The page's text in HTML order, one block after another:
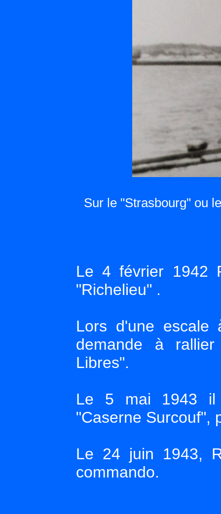
Sur le "Strasbourg" ou
Le 4 février 1942
"Richelieu" .
Lors d'une
demande à
Libres".
Le 5 mai 1943 il
"Caserne Surcouf",
Le 24 juin 1943,
commando.